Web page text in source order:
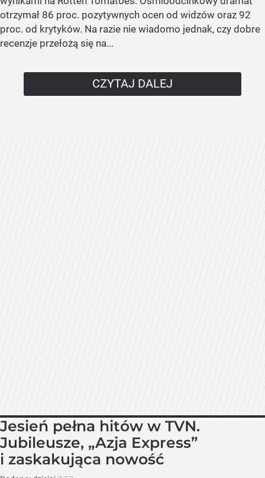
otrzymał 86 proc. pozytywnych ocen od widzów oraz 92
proc. od krytyków. Na razie nie wiadomo jednak, czy dobre
recenzje przełożą się na...
CZYTAJ DALEJ
Jesień pełna hitów w TVN.
Jubileusze, „Azja Express”
i zaskakująca nowość